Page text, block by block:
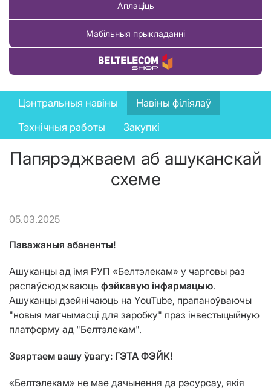
Аплаціць
Мабільныя прыкладанні
Купіць тавар
News
menu
Цэнтральныя навіны
Навіны філіялаў
Тэхнічныя работы
Закупкі
Папярэджваем аб ашуканскай
схеме
05.03.2025
Паважаныя абаненты!
Ашуканцы ад імя РУП «Белтэлекам» у чарговы раз
распаўсюджваюць фэйкавую інфармацыю.
Ашуканцы дзейнічаюць на YouTube, прапаноўваючы
"новыя магчымасці для заробку" праз інвестыцыйную
платформу ад "Белтэлекам".
Звяртаем вашу ўвагу: ГЭТА ФЭЙК!
«Белтэлекам» не мае дачынення да рэсурсау, якія